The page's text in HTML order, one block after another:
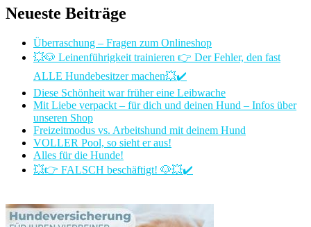
Neueste Beiträge
Überraschung – Fragen zum Onlineshop
💥🐶 Leinenführigkeit trainieren 👉 Der Fehler, den fast
ALLE Hundebesitzer machen💥✔️
Diese Schönheit war früher eine Leibwache
Mit Liebe verpackt – für dich und deinen Hund – Infos über
unseren Shop
Freizeitmodus vs. Arbeitshund mit deinem Hund
VOLLER Pool, so sieht er aus!
Alles für die Hunde!
💥👉 FALSCH beschäftigt! 🐶💥✔️